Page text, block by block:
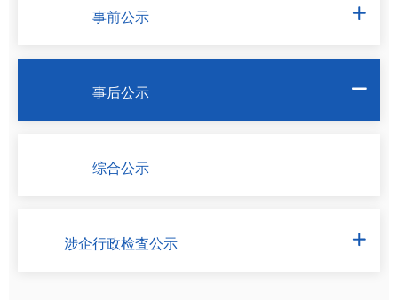
事前公示 
事后公示 
综合公示
涉企行政检査公示 